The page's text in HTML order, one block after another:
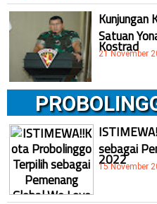
Kunjungan
Satuan
Kostrad
21 November
sebagai
2022
15 November